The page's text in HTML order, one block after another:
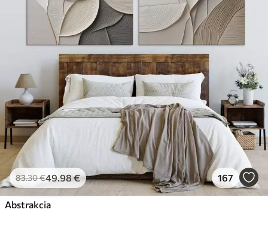
83.30€49.98€ 167
Abstrakcia